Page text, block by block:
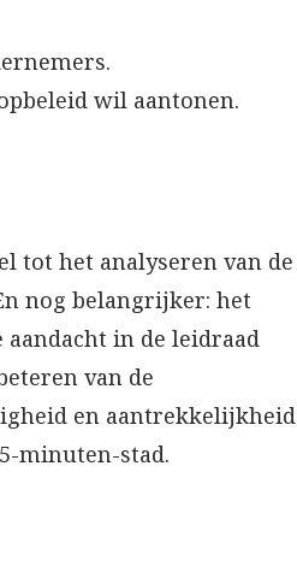
wil aantonen.
tot het analyseren van de
nog belangrijker: het
in de leidraad
van de
en aantrekkelijkheid
minuten-stad.